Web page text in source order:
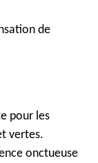
de
pour les
vertes.
onctueuse